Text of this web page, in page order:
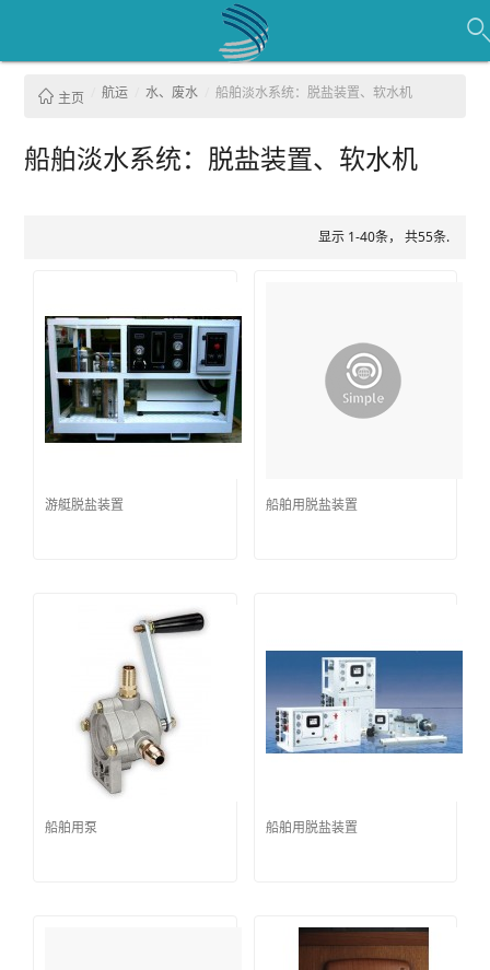
主页 航运 水、废水 船舶淡水系统：脱盐装置、软水机
船舶淡水系统：脱盐装置、软水机
显示 1-40条， 共55条.
游艇脱盐装置 船舶用脱盐装置
船舶用泵 船舶用脱盐装置